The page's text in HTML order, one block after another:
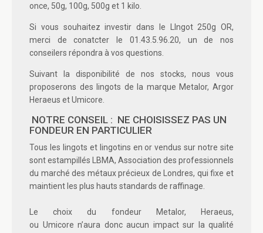
once, 50g, 100g, 500g et 1 kilo.
Si vous souhaitez investir dans le LIngot 250g OR,
merci de conatcter le 01.43.5.96.20, un de nos
conseilers répondra à vos questions.
Suivant la disponibilité de nos stocks, nous vous
proposerons des lingots de la marque Metalor, Argor
Heraeus et Umicore.
NOTRE CONSEIL : NE CHOISISSEZ PAS UN
FONDEUR EN PARTICULIER
Tous les lingots et lingotins en or vendus sur notre site
sont estampillés
LBMA, Association des professionnels
du marché des métaux précieux de Londres, qui fixe et
maintient les plus hauts standards de raffinage.
Le choix du fondeur Metalor, Heraeus,
ou Umicore n’aura donc aucun impact sur la qualité